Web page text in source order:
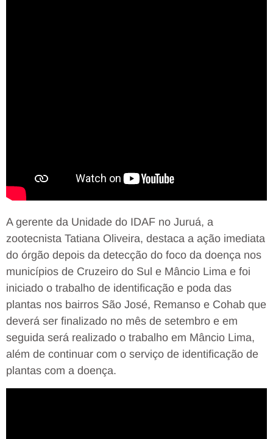
A gerente da Unidade do IDAF no Juruá, a
zootecnista Tatiana Oliveira, destaca a ação imediata
do órgão depois da detecção do foco da doença nos
municípios de Cruzeiro do Sul e Mâncio Lima e foi
iniciado o trabalho de identificação e poda das
plantas nos bairros São José, Remanso e Cohab que
deverá ser finalizado no mês de setembro e em
seguida será realizado o trabalho em Mâncio Lima,
além de continuar com o serviço de identificação de
plantas com a doença.